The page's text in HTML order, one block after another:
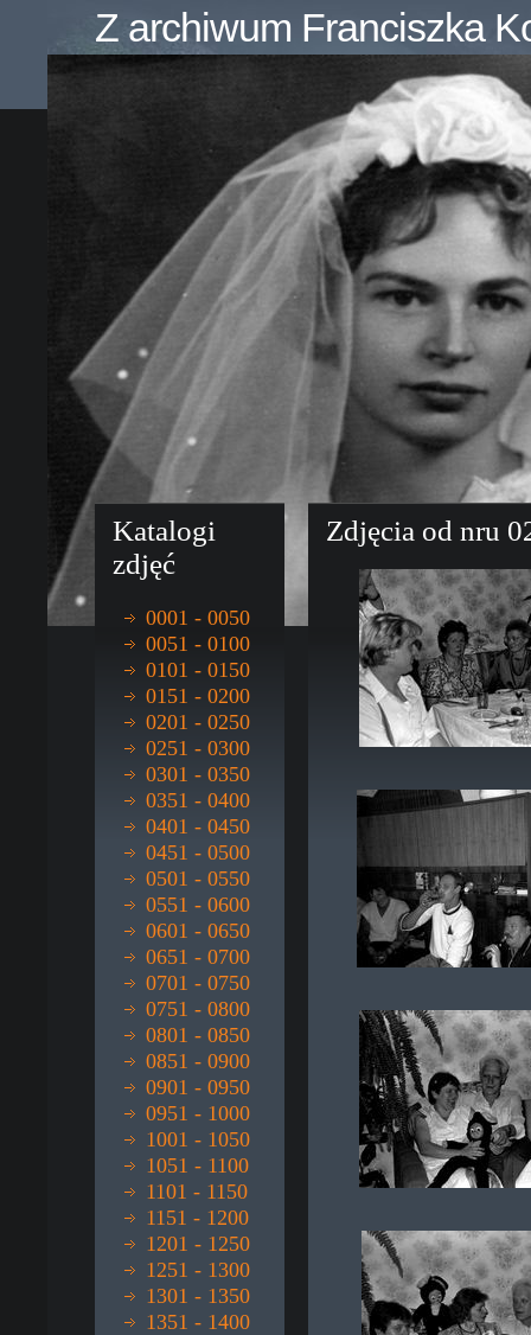
Z archiwum Franciszka
Katalogi
zdjęć
0001 - 0050
0051 - 0100
0101 - 0150
0151 - 0200
0201 - 0250
0251 - 0300
0301 - 0350
0351 - 0400
0401 - 0450
0451 - 0500
0501 - 0550
0551 - 0600
0601 - 0650
0651 - 0700
0701 - 0750
0751 - 0800
0801 - 0850
0851 - 0900
0901 - 0950
0951 - 1000
1001 - 1050
1051 - 1100
1101 - 1150
1151 - 1200
1201 - 1250
1251 - 1300
1301 - 1350
1351 - 1400
Zdjęcia od nru